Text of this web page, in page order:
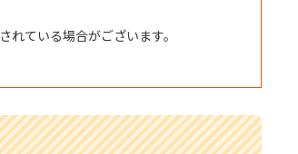
ている場合がございます。